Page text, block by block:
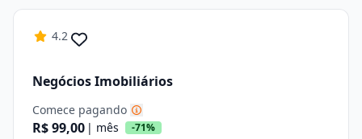
4.2
Negócios Imobiliários
Comece pagando
R$ 99,00 | mês -71%